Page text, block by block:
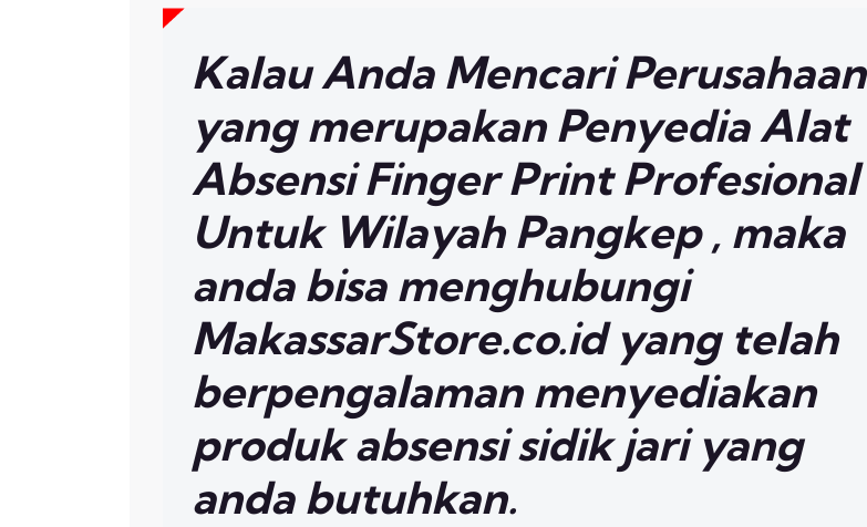
Kalau Anda Mencari Perusahaan
yang merupakan Penyedia Alat
Absensi Finger Print Profesional
Untuk Wilayah Pangkep , maka
anda bisa menghubungi
MakassarStore.co.id yang telah
berpengalaman menyediakan
produk absensi sidik jari yang
anda butuhkan.